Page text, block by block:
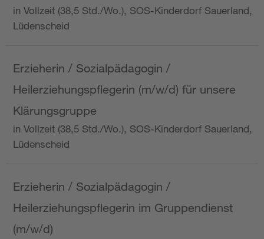
in Vollzeit (38,5 Std./Wo.), SOS-Kinderdorf Sauerland,
Lüdenscheid
Erzieherin / Sozialpädagogin /
Heilerziehungspflegerin (m/w/d) für unsere
Klärungsgruppe
in Vollzeit (38,5 Std./Wo.), SOS-Kinderdorf Sauerland,
Lüdenscheid
Erzieherin / Sozialpädagogin /
Heilerziehungspflegerin im Gruppendienst
(m/w/d)